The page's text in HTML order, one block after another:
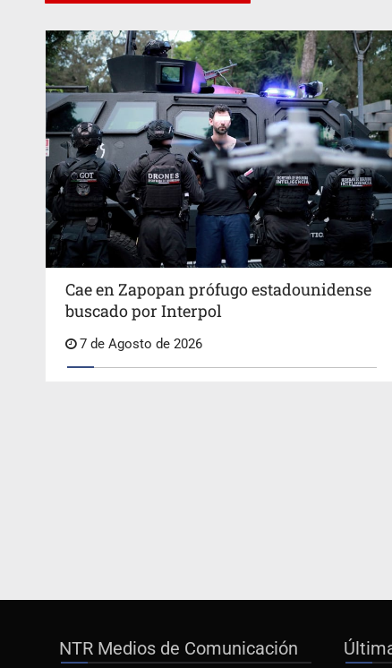
Cae en Zapopan prófugo estadounidense
buscado por Interpol
7 de Agosto de 2026
NTR Medios de Comunicación